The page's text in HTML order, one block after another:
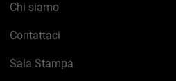
Chi siamo
Contattaci
Sala Stampa